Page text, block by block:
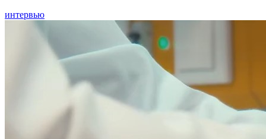
интервью